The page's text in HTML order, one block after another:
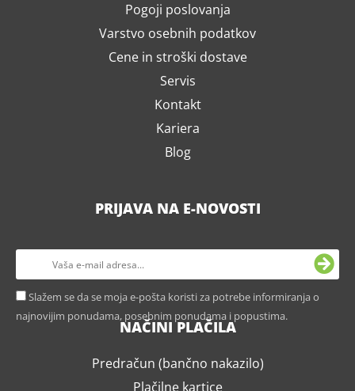
Pogoji poslovanja
Varstvo osebnih podatkov
Cene in stroški dostave
Servis
Kontakt
Kariera
Blog
PRIJAVA NA E-NOVOSTI
Slažem se da se moja e-pošta koristi za potrebe informiranja o
najnovijim ponudama, posebnim ponudama i popustima.
NAČINI PLAČILA
Predračun (bančno nakazilo)
Plačilne kartice